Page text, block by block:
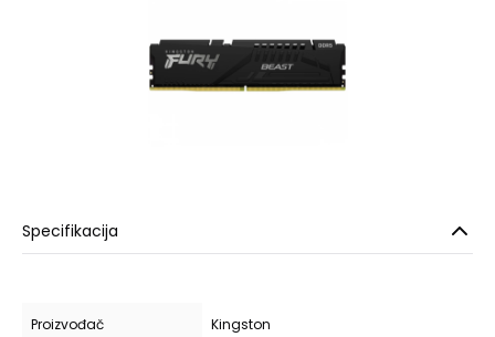
Specifikacija
Proizvođač Kingston